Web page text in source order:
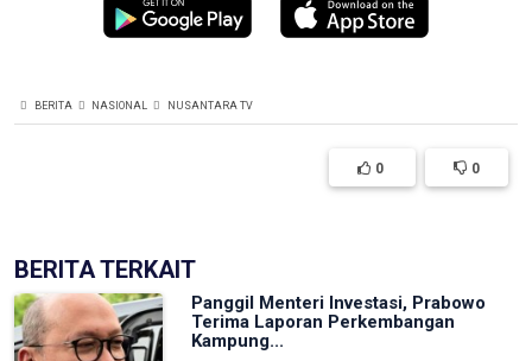
BERITA NASIONAL NUSANTARA TV
0 0
BERITA TERKAIT
Panggil Menteri Investasi, Prabowo
Terima Laporan Perkembangan
Kampung...